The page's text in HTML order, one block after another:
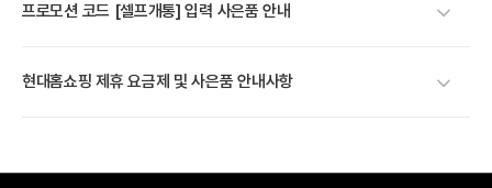
프로모션 코드 [셀프개통] 입력 사은품 안내
현대홈쇼핑 제휴 요금제 및 사은품 안내사항